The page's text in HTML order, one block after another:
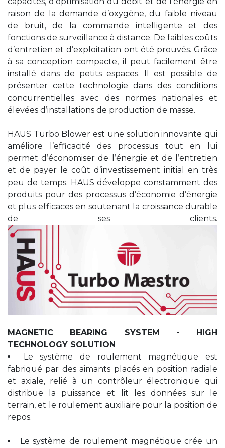
raison de la demande d’oxygène, du faible niveau
de bruit, de la commande intelligente et des
fonctions de surveillance à distance. De faibles coûts
d’entretien et d’exploitation ont été prouvés. Grâce
à sa conception compacte, il peut facilement être
installé dans de petits espaces. Il est possible de
présenter cette technologie dans des conditions
concurrentielles avec des normes nationales et
élevées d’installations de production de masse.
HAUS Turbo Blower est une solution innovante qui
améliore l’efficacité des processus tout en lui
permet d’économiser de l’énergie et de l’entretien
et de payer le coût d’investissement initial en très
peu de temps. HAUS développe constamment des
produits pour des processus d’économie d’énergie
et plus efficaces en soutenant la croissance durable
de ses clients.
MAGNETIC BEARING SYSTEM - HIGH
TECHNOLOGY SOLUTION
Le système de roulement magnétique est
fabriqué par des aimants placés en position radiale
et axiale, relié à un contrôleur électronique qui
distribue la puissance et lit les données sur le
terrain, et le roulement auxiliaire pour la position de
repos.
Le système de roulement magnétique crée un